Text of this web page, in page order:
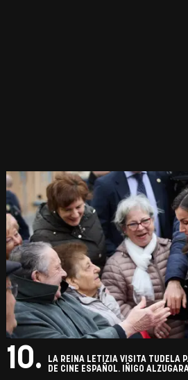
10.
LA REINA LETIZIA VISITA TUDELA
DE CINE ESPAÑOL. IÑIGO